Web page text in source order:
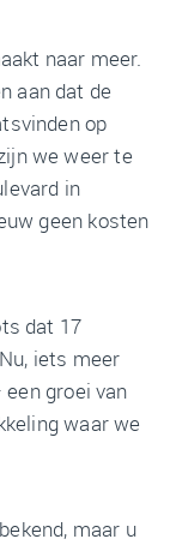
naar meer.
aan dat de
op
we weer te
in
geen kosten
dat 17
iets meer
een groei van
waar we
maar u